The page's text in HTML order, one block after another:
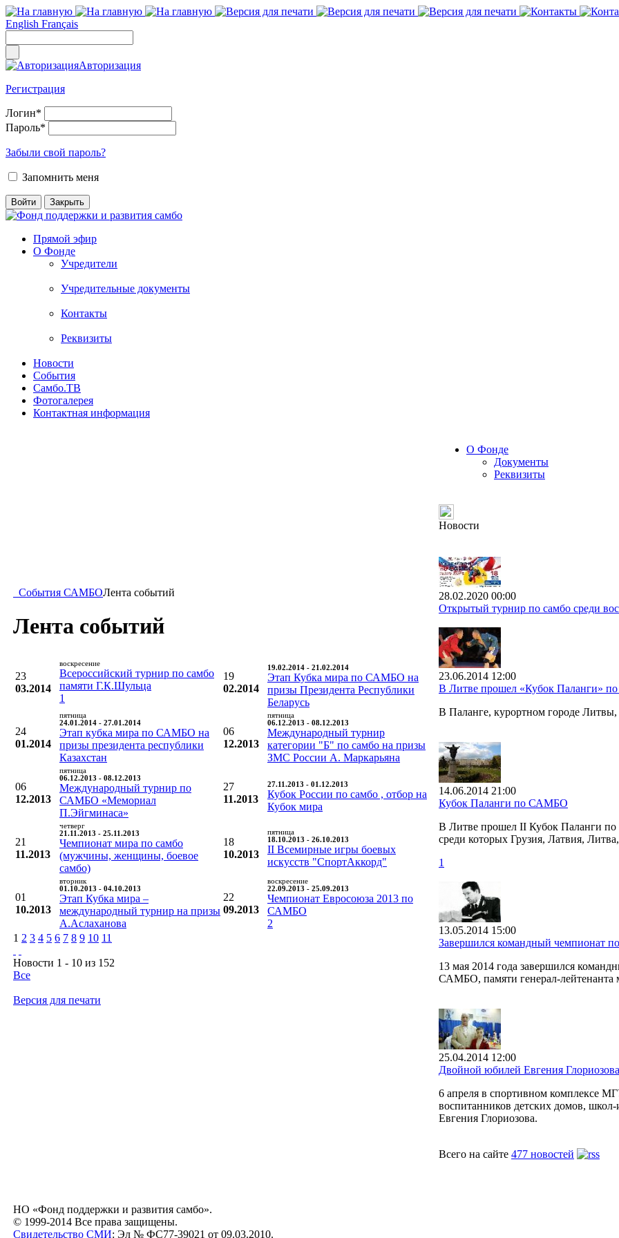
English Français
Авторизация
Регистрация
Логин*
Пароль*
Забыли свой пароль?
Запомнить меня
Прямой эфир
О Фонде
Учредители
Учредительные документы
Контакты
Реквизиты
Новости
События
Самбо.ТВ
Фотогалерея
Контактная информация
События САМБОЛента событий
Лента событий
23
03.2014
воскресение
Всероссийский турнир по самбо
памяти Г.К.Шульца
1
19
02.2014
19.02.2014 - 21.02.2014
Этап Кубка мира по САМБО на
призы Президента Республики
Беларусь
24
01.2014
пятница
24.01.2014 - 27.01.2014
Этап кубка мира по САМБО на
призы президента республики
Казахстан
06
12.2013
пятница
06.12.2013 - 08.12.2013
Международный турнир
категории "Б" по самбо на призы
ЗМС России А. Маркарьяна
06
12.2013
пятница
06.12.2013 - 08.12.2013
Международный турнир по
САМБО «Мемориал
П.Эйгминаса»
27
11.2013
27.11.2013 - 01.12.2013
Кубок России по самбо , отбор на
Кубок мира
21
11.2013
четверг
21.11.2013 - 25.11.2013
Чемпионат мира по самбо
(мужчины, женщины, боевое
самбо)
18
10.2013
пятница
18.10.2013 - 26.10.2013
II Всемирные игры боевых
искусств "СпортАккорд"
01
10.2013
вторник
01.10.2013 - 04.10.2013
Этап Кубка мира –
международный турнир на призы
А.Аслаханова
22
09.2013
воскресение
22.09.2013 - 25.09.2013
Чемпионат Евросоюза 2013 по
САМБО
2
1 2 3 4 5 6 7 8 9 10 11
Новости 1 - 10 из 152
Все
Версия для печати
О Фонде
Документы
Реквизиты
Новости
28.02.2020 00:00
Открытый турнир по самбо среди
23.06.2014 12:00
В Литве прошел «Кубок Паланги»
В Паланге, курортном городе
14.06.2014 21:00
Кубок Паланги по САМБО
В Литве прошел II Кубок Паланги
среди которых Грузия, Латвия,
1
13.05.2014 15:00
Завершился командный чемпионат
13 мая 2014 года завершился
САМБО, памяти генерал-
25.04.2014 12:00
Двойной юбилей Евгения Глориозова
6 апреля в спортивном комплексе
воспитанников детских домов,
Евгения Глориозова.
Всего на сайте 477 новостей
НО «Фонд поддержки и развития самбо».
© 1999-2014 Все права защищены.
Свидетельство СМИ: Эл № ФС77-39021 от 09.03.2010.